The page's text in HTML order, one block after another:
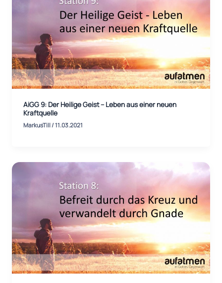
AiGG 9: Der Heilige Geist – Leben aus einer neuen
Kraftquelle
MarkusTill/11.03.2021